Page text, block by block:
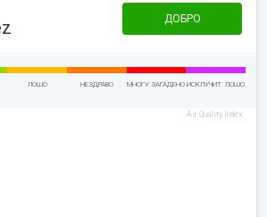
ДОБРО
ЛОШО НЕЗДРАВО МНОГУ ЗАГАДЕНО ИСКЛУЧИТ. ЛОШО
Air Quality Index